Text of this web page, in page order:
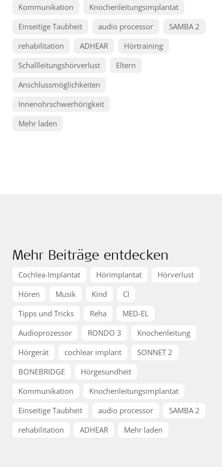
Kommunikation
Knochenleitungsimplantat
Einseitige Taubheit
audio processor
SAMBA 2
rehabilitation
ADHEAR
Hörtraining
Schallleitungshörverlust
Eltern
Anschlussmöglichkeiten
Innenohrschwerhörigkeit
Mehr laden
Mehr Beiträge entdecken
Cochlea-Implantat Hörimplantat
Hörverlust
Hören
Musik Kind
CI
Tipps und Tricks
Reha
MED-EL
Audioprozessor
RONDO 3
Knochenleitung
Hörgerät
cochlear implant
SONNET 2
BONEBRIDGE
Hörgesundheit
Kommunikation
Knochenleitungsimplantat
Einseitige Taubheit
audio processor
SAMBA 2
rehabilitation
ADHEAR Mehr laden